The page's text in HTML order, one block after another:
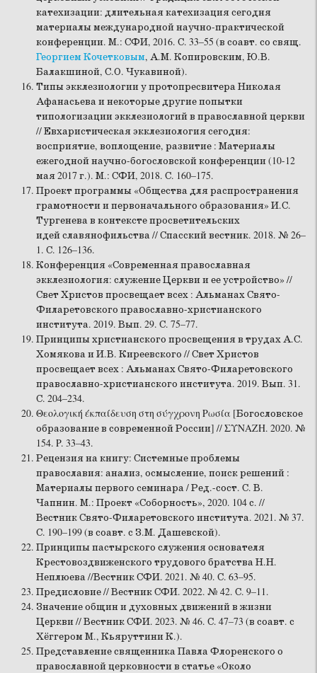
катехизации: длительная катехизация сегодня
материалы международной научно-практической
конференции. М.: СФИ, 2016. С. 33–55 (в соавт. со свящ.
Георгием Кочетковым, А.М. Копировским, Ю.В.
Балакшиной, С.О. Чукавиной).
Типы экклезиологии у протопресвитера Николая
Афанасьева и некоторые другие попытки
типологизации экклезиологий в православной церкви
// Евхаристическая экклезиология сегодня:
восприятие, воплощение, развитие : Материалы
ежегодной научно-богословской конференции (10-12
мая 2017 г.). М.: СФИ, 2018. С. 160–175.
Проект программы «Общества для распространения
грамотности и первоначального образования» И.С.
Тургенева в контексте просветительских
идей славянофильства // Спасский вестник. 2018. № 26–
1. С. 126–136.
Конференция «Современная православная
экклезиология: служение Церкви и ее устройство» //
Свет Христов просвещает всех : Альманах Свято-
Филаретовского православно-христианского
института. 2019. Вып. 29. С. 75–77.
Принципы христианского просвещения в трудах А.С.
Хомякова и И.В. Киреевского // Свет Христов
просвещает всех : Альманах Свято-Филаретовского
православно-христианского института. 2019. Вып. 31.
С. 204–234.
Θεολογική έκπαίδευση στη σύγχρονη Ρωσία [Богословское
образование в современной России] // ΣΥΝΑΖΗ. 2020. №
154. P. 33–43.
Рецензия на книгу: Системные проблемы
православия: анализ, осмысление, поиск решений :
Материалы первого семинара / Ред.-сост. С. В.
Чапнин. М.: Проект «Соборность», 2020. 104 с. //
Вестник Свято-Филаретовского института. 2021. № 37.
С. 190–199 (в соавт. с З.М. Дашевской).
Принципы пастырского служения основателя
Крестовоздвиженского трудового братства Н.Н.
Неплюева //Вестник СФИ. 2021. № 40. С. 63–95.
Предисловие // Вестник СФИ. 2022. № 42. С. 9–11.
Значение общин и духовных движений в жизни
Церкви // Вестник СФИ. 2023. № 46. С. 47–73 (в соавт. с
Хёггером М., Кьяруттини К.).
Представление священника Павла Флоренского о
православной церковности в статье «Около